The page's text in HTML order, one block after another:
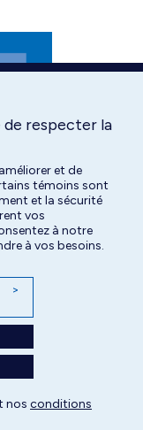
vétérinaire de l'Université
de respecter la
et de
témoins sont
et la sécurité
vos
à notre
à vos besoins.
>
nos conditions